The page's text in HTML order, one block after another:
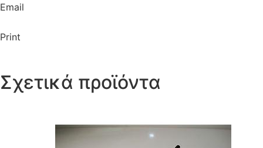
Email
Print
Σχετικά προϊόντα